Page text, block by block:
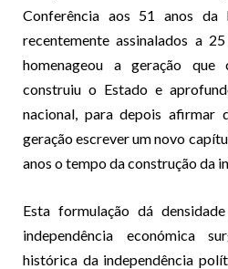
Conferência aos 51 anos da
recentemente assinalados a
homenageou a geração que
construiu o Estado e
nacional, para depois afirmar
geração escrever um novo
anos o tempo da construção da
Esta formulação dá
independência económica
histórica da independência